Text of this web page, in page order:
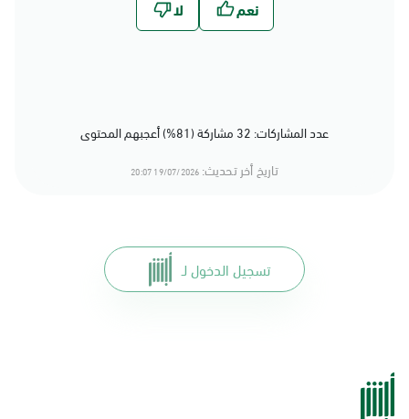
عدد المشاركات: 32 مشاركة (81%) أعجبهم المحتوى
تاريخ أخر تحديث: 19/07/2026 20:07
تسجيل الدخول لـ